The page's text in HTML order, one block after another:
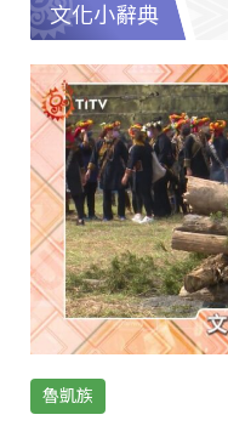
文化小辭典
魯凱族